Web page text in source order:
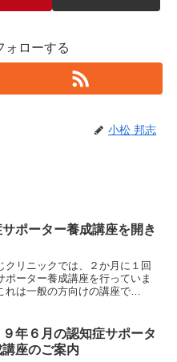
ォローする
小松 邦志
ポーター養成講座を開き
クリニックでは、２か月に１回
ポーター養成講座を行っていま
は一般の方向けの講座で
きるように。そして、認知症の
で安心して暮らしてい...
９年６月の認知症サポータ
座のご案内